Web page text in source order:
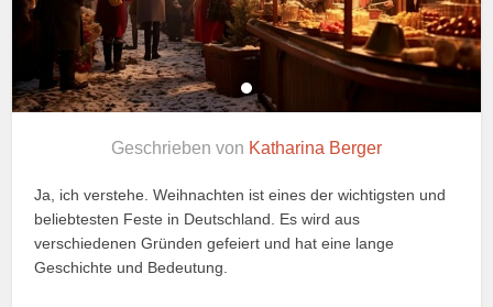
Geschrieben von Katharina Berger
Ja, ich verstehe. Weihnachten ist eines der wichtigsten und
beliebtesten Feste in Deutschland. Es wird aus
verschiedenen Gründen gefeiert und hat eine lange
Geschichte und Bedeutung.